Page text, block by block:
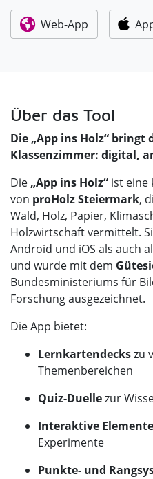
Web-App
Über das Tool
Die „App ins Holz“ bringt
Klassenzimmer: digital,
Die „App ins Holz“ ist eine
von proHolz Steiermark,
Wald, Holz, Papier,
Holzwirtschaft vermittelt.
Android und iOS als auch
und wurde mit dem
Bundesministeriums für
Forschung ausgezeichnet.
Die App bietet:
Lernkartendeckszu
Themenbereichen
Quiz-Duellezur
Interaktive Elemente
Experimente
Punkte- und